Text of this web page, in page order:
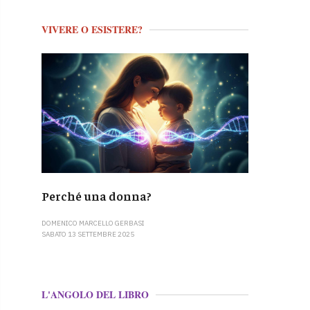
VIVERE O ESISTERE?
Perché una donna?
DOMENICO MARCELLO GERBASI
SABATO 13 SETTEMBRE 2025
L'ANGOLO DEL LIBRO